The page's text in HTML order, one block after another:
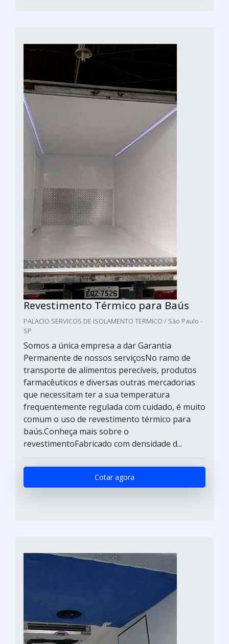
Revestimento Térmico para Baús
PALACIO SERVICOS DE ISOLAMENTO TERMICO / São Paulo -
SP
Somos a única empresa a dar Garantia
Permanente de nossos serviçosNo ramo de
transporte de alimentos perecíveis, produtos
farmacêuticos e diversas outras mercadorias
que necessitam ter a sua temperatura
frequentemente regulada com cuidado, é muito
comum o uso de revestimento térmico para
baús.Conheça mais sobre o
revestimentoFabricado com densidade d...
Cotar agora